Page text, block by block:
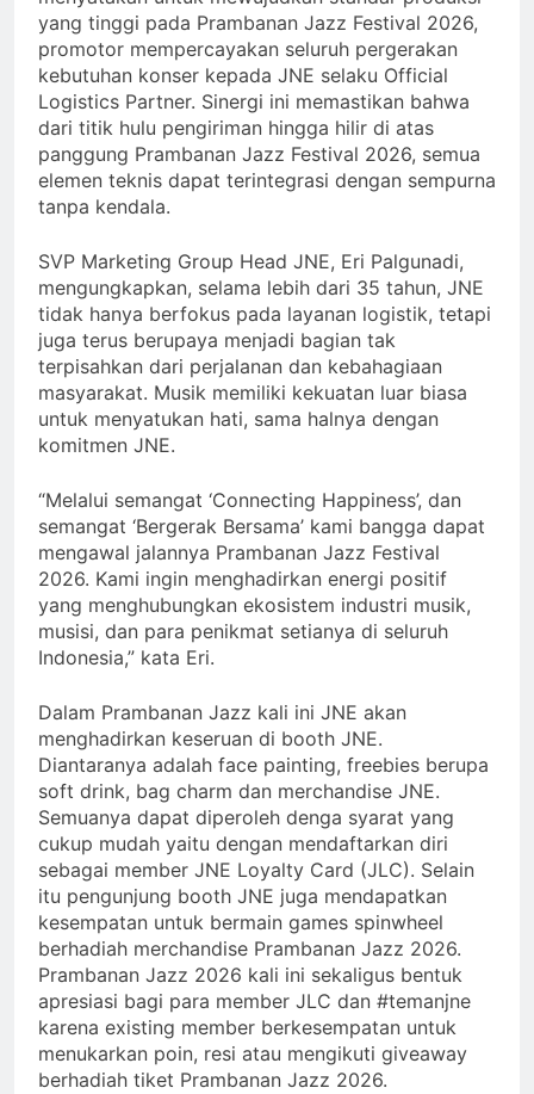
yang tinggi pada Prambanan Jazz Festival 2026,
promotor mempercayakan seluruh pergerakan
kebutuhan konser kepada JNE selaku Official
Logistics Partner. Sinergi ini memastikan bahwa
dari titik hulu pengiriman hingga hilir di atas
panggung Prambanan Jazz Festival 2026, semua
elemen teknis dapat terintegrasi dengan sempurna
tanpa kendala.
SVP Marketing Group Head JNE, Eri Palgunadi,
mengungkapkan, selama lebih dari 35 tahun, JNE
tidak hanya berfokus pada layanan logistik, tetapi
juga terus berupaya menjadi bagian tak
terpisahkan dari perjalanan dan kebahagiaan
masyarakat. Musik memiliki kekuatan luar biasa
untuk menyatukan hati, sama halnya dengan
komitmen JNE.
“Melalui semangat ‘Connecting Happiness’, dan
semangat ‘Bergerak Bersama’ kami bangga dapat
mengawal jalannya Prambanan Jazz Festival
2026. Kami ingin menghadirkan energi positif
yang menghubungkan ekosistem industri musik,
musisi, dan para penikmat setianya di seluruh
Indonesia,” kata Eri.
Dalam Prambanan Jazz kali ini JNE akan
menghadirkan keseruan di booth JNE.
Diantaranya adalah face painting, freebies berupa
soft drink, bag charm dan merchandise JNE.
Semuanya dapat diperoleh denga syarat yang
cukup mudah yaitu dengan mendaftarkan diri
sebagai member JNE Loyalty Card (JLC). Selain
itu pengunjung booth JNE juga mendapatkan
kesempatan untuk bermain games spinwheel
berhadiah merchandise Prambanan Jazz 2026.
Prambanan Jazz 2026 kali ini sekaligus bentuk
apresiasi bagi para member JLC dan #temanjne
karena existing member berkesempatan untuk
menukarkan poin, resi atau mengikuti giveaway
berhadiah tiket Prambanan Jazz 2026.